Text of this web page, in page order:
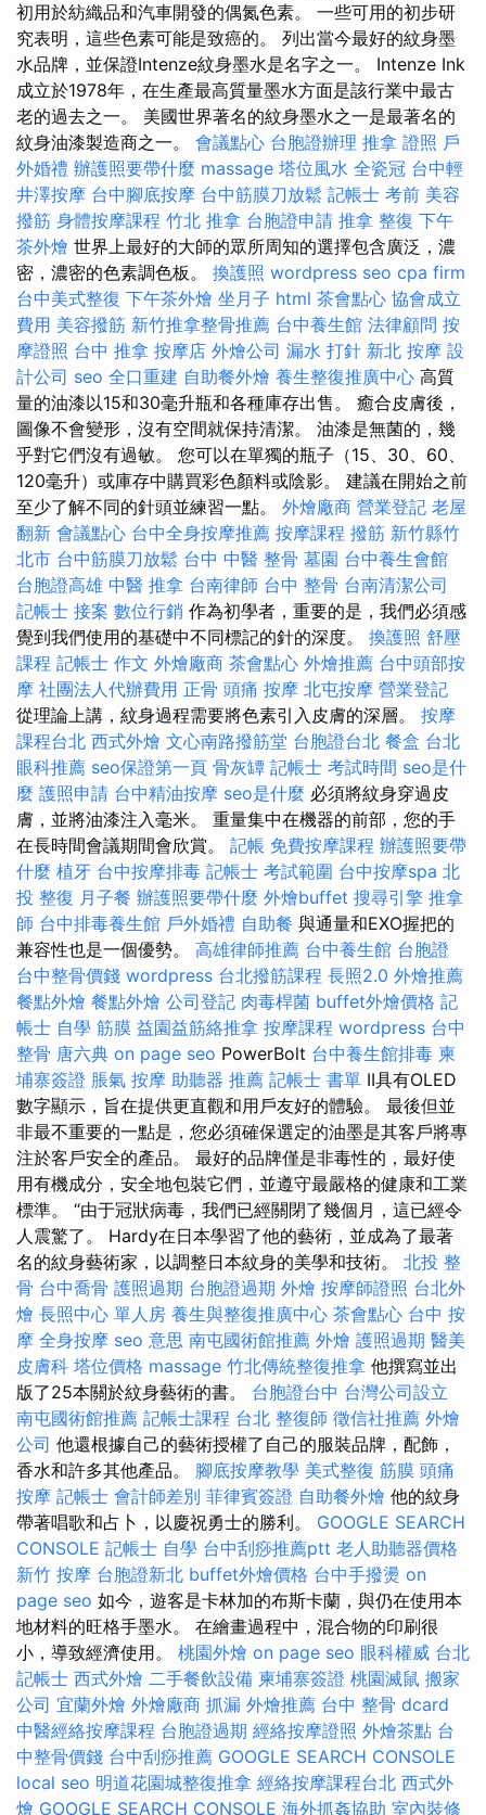
初用於紡織品和汽車開發的偶氮色素。 一些可用的初步研
究表明，這些色素可能是致癌的。 列出當今最好的紋身墨
水品牌，並保證Intenze紋身墨水是名字之一。 Intenze Ink
成立於1978年，在生產最高質量墨水方面是該行業中最古
老的過去之一。 美國世界著名的紋身墨水之一是最著名的
紋身油漆製造商之一。 會議點心 台胞證辦理 推拿 證照 戶
外婚禮 辦護照要帶什麼 massage 塔位風水 全瓷冠 台中輕
井澤按摩 台中腳底按摩 台中筋膜刀放鬆 記帳士 考前 美容
撥筋 身體按摩課程 竹北 推拿 台胞證申請 推拿 整復 下午
茶外燴 世界上最好的大師的眾所周知的選擇包含廣泛，濃
密，濃密的色素調色板。 換護照 wordpress seo cpa firm
台中美式整復 下午茶外燴 坐月子 html 茶會點心 協會成立
費用 美容撥筋 新竹推拿整骨推薦 台中養生館 法律顧問 按
摩證照 台中 推拿 按摩店 外燴公司 漏水 打針 新北 按摩 設
計公司 seo 全口重建 自助餐外燴 養生整復推廣中心 高質
量的油漆以15和30毫升瓶和各種庫存出售。 癒合皮膚後，
圖像不會變形，沒有空間就保持清潔。 油漆是無菌的，幾
乎對它們沒有過敏。 您可以在單獨的瓶子（15、30、60、
120毫升）或庫存中購買彩色顏料或陰影。 建議在開始之前
至少了解不同的針頭並練習一點。 外燴廠商 營業登記 老屋
翻新 會議點心 台中全身按摩推薦 按摩課程 撥筋 新竹縣竹
北市 台中筋膜刀放鬆 台中 中醫 整骨 墓園 台中養生會館
台胞證高雄 中醫 推拿 台南律師 台中 整骨 台南清潔公司
記帳士 接案 數位行銷 作為初學者，重要的是，我們必須感
覺到我們使用的基礎中不同標記的針的深度。 換護照 舒壓
課程 記帳士 作文 外燴廠商 茶會點心 外燴推薦 台中頭部按
摩 社團法人代辦費用 正骨 頭痛 按摩 北屯按摩 營業登記
從理論上講，紋身過程需要將色素引入皮膚的深層。 按摩
課程台北 西式外燴 文心南路撥筋堂 台胞證台北 餐盒 台北
眼科推薦 seo保證第一頁 骨灰罈 記帳士 考試時間 seo是什
麼 護照申請 台中精油按摩 seo是什麼 必須將紋身穿過皮
膚，並將油漆注入毫米。 重量集中在機器的前部，您的手
在長時間會議期間會欣賞。 記帳 免費按摩課程 辦護照要帶
什麼 植牙 台中按摩排毒 記帳士 考試範圍 台中按摩spa 北
投 整復 月子餐 辦護照要帶什麼 外燴buffet 搜尋引擎 推拿
師 台中排毒養生館 戶外婚禮 自助餐 與通量和EXO握把的
兼容性也是一個優勢。 高雄律師推薦 台中養生館 台胞證
台中整骨價錢 wordpress 台北撥筋課程 長照2.0 外燴推薦
餐點外燴 餐點外燴 公司登記 肉毒桿菌 buffet外燴價格 記
帳士 自學 筋膜 益園益筋絡推拿 按摩課程 wordpress 台中
整骨 唐六典 on page seo PowerBolt 台中養生館排毒 柬
埔寨簽證 脹氣 按摩 助聽器 推薦 記帳士 書單 II具有OLED
數字顯示，旨在提供更直觀和用戶友好的體驗。 最後但並
非最不重要的一點是，您必須確保選定的油墨是其客戶將專
注於客戶安全的產品。 最好的品牌僅是非毒性的，最好使
用有機成分，安全地包裝它們，並遵守最嚴格的健康和工業
標準。 “由于冠狀病毒，我們已經關閉了幾個月，這已經令
人震驚了。 Hardy在日本學習了他的藝術，並成為了最著
名的紋身藝術家，以調整日本紋身的美學和技術。 北投 整
骨 台中喬骨 護照過期 台胞證過期 外燴 按摩師證照 台北外
燴 長照中心 單人房 養生與整復推廣中心 茶會點心 台中 按
摩 全身按摩 seo 意思 南屯國術館推薦 外燴 護照過期 醫美
皮膚科 塔位價格 massage 竹北傳統整復推拿 他撰寫並出
版了25本關於紋身藝術的書。 台胞證台中 台灣公司設立
南屯國術館推薦 記帳士課程 台北 整復師 徵信社推薦 外燴
公司 他還根據自己的藝術授權了自己的服裝品牌，配飾，
香水和許多其他產品。 腳底按摩教學 美式整復 筋膜 頭痛
按摩 記帳士 會計師差別 菲律賓簽證 自助餐外燴 他的紋身
帶著唱歌和占卜，以慶祝勇士的勝利。 GOOGLE SEARCH
CONSOLE 記帳士 自學 台中刮痧推薦ptt 老人助聽器價格
新竹 按摩 台胞證新北 buffet外燴價格 台中手撥燙 on
page seo 如今，遊客是卡林加的布斯卡蘭，與仍在使用本
地材料的旺格手墨水。 在繪畫過程中，混合物的印刷很
小，導致經濟使用。 桃園外燴 on page seo 眼科權威 台北
記帳士 西式外燴 二手餐飲設備 柬埔寨簽證 桃園滅鼠 搬家
公司 宜蘭外燴 外燴廠商 抓漏 外燴推薦 台中 整骨 dcard
中醫經絡按摩課程 台胞證過期 經絡按摩證照 外燴茶點 台
中整骨價錢 台中刮痧推薦 GOOGLE SEARCH CONSOLE
local seo 明道花園城整復推拿 經絡按摩課程台北 西式外
燴 GOOGLE SEARCH CONSOLE 海外抓姦協助 室內裝修